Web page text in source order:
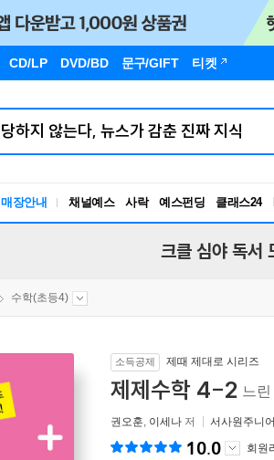
CD/LP DVD/BD 문구/GIFT 티켓
매장안내 채널예스 사락 예스펀딩 클래스24
크클 심야 독서
수학(초등4)
소득공제 제때 제대로 시리즈
제제수학 4-2 느
권오훈, 이세나 저 서사원주니어
10.0 회원